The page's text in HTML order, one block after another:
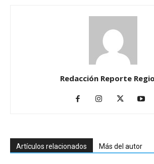
Redacción Reporte
Artículos relacionados Más del autor